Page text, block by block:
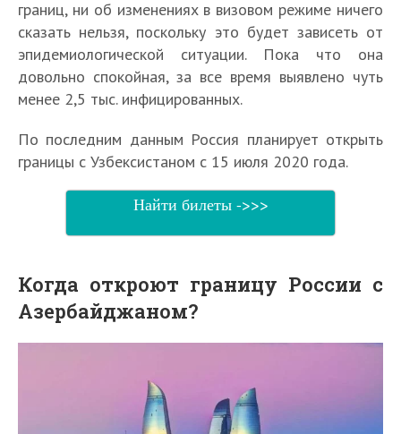
границ, ни об изменениях в визовом режиме ничего
сказать нельзя, поскольку это будет зависеть от
эпидемиологической ситуации. Пока что она
довольно спокойная, за все время выявлено чуть
менее 2,5 тыс. инфицированных.
По последним данным Россия планирует открыть
границы с Узбексистаном с 15 июля 2020 года.
Найти билеты ->>>
Когда откроют границу России с
Азербайджаном?